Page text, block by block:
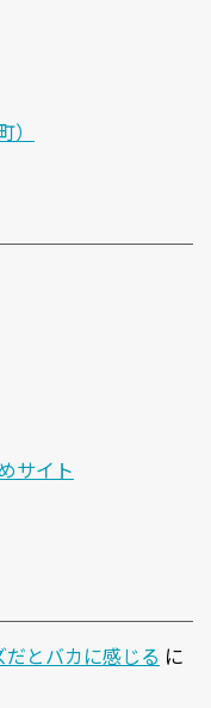
サイト
とバカに感じる に